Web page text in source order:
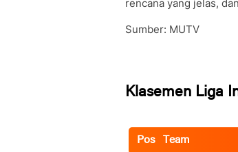
rencana yang jelas,
Sumber: MUTV